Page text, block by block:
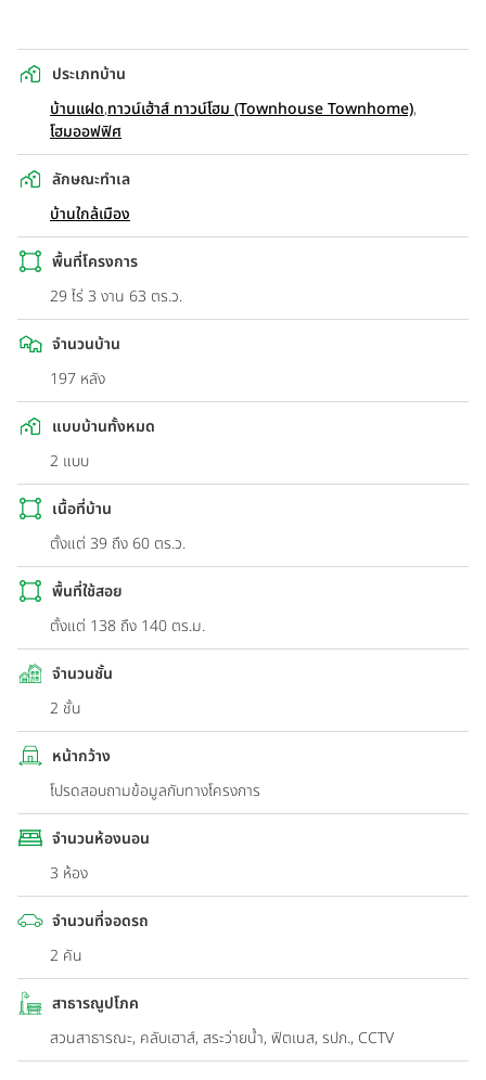
ประเภทบ้าน
บ้านแฝด,ทาวน์เฮ้าส์ ทาวน์โฮม (Townhouse Townhome),
โฮมออฟฟิศ
ลักษณะทำเล
บ้านใกล้เมือง
พื้นที่โครงการ
29 ไร่ 3 งาน 63 ตร.ว.
จำนวนบ้าน
197 หลัง
แบบบ้านทั้งหมด
2 แบบ
เนื้อที่บ้าน
ตั้งแต่ 39 ถึง 60 ตร.ว.
พื้นที่ใช้สอย
ตั้งแต่ 138 ถึง 140 ตร.ม.
จำนวนชั้น
2 ชั้น
หน้ากว้าง
โปรดสอบถามข้อมูลกับทางโครงการ
จำนวนห้องนอน
3 ห้อง
จำนวนที่จอดรถ
2 คัน
สาธารณูปโภค
สวนสาธารณะ, คลับเฮาส์, สระว่ายน้ำ, ฟิตเนส, รปภ., CCTV